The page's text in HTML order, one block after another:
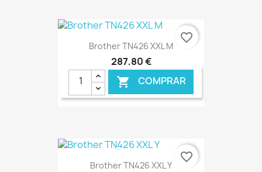
€ ONLINE
Brother TN426 XXL M
287,80 €
 COMPRAR
€ ONLINE
favorite_border
Brother TN426 XXL Y
favorite_border